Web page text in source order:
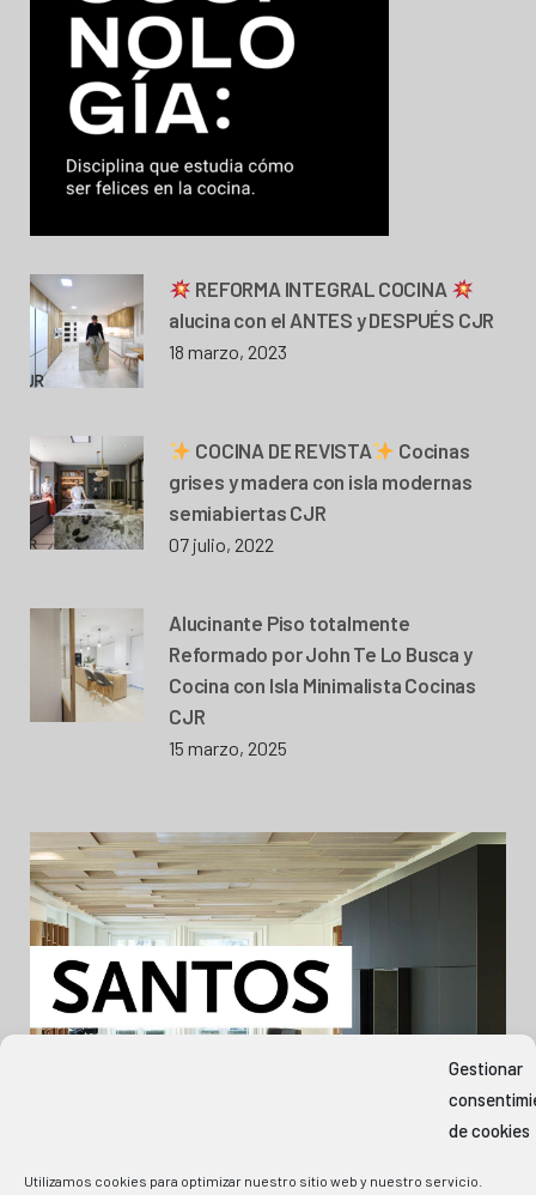
Gestionar
de cookies
Utilizamos cookies para optimizar nuestro sitio web y nuestro servicio.
REFORMA INTEGRAL COCINA
alucina con el ANTES y DESPUÉS CJR
18 marzo, 2023
COCINA DE REVISTA
Cocinas
grises y madera con isla modernas
semiabiertas CJR
07 julio, 2022
Alucinante Piso totalmente
Reformado por John Te Lo Busca y
Cocina con Isla Minimalista Cocinas
CJR
15 marzo, 2025